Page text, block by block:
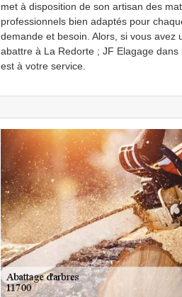
met à disposition de son artisan des
professionnels bien adaptés pour
demande et besoin. Alors, si vous avez
abattre à La Redorte ; JF Elagage dans
est à votre service.